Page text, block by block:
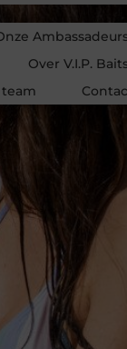
Over V.I.P.
team